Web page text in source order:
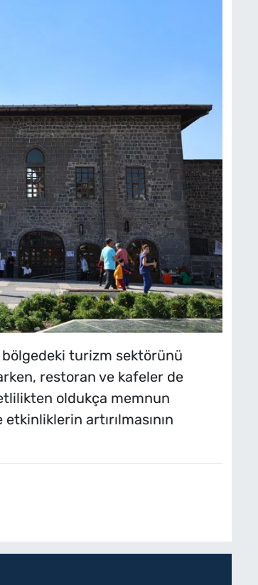
bölgedeki turizm sektörünü
restoran ve kafeler de
oldukça memnun
artırılmasının